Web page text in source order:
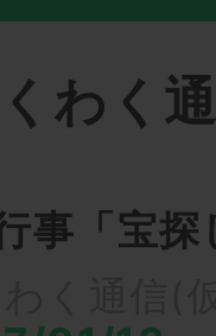
わく
事「宝